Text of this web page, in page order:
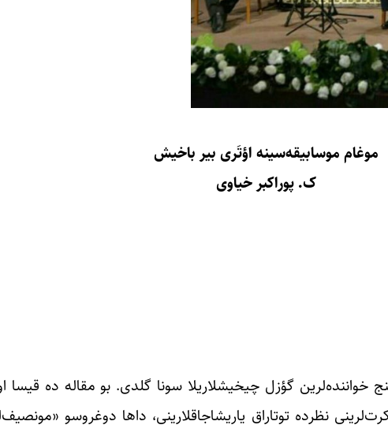
موغام موسابیقه‌سینه اؤتَری بیر باخیش
ک. پوراکبر خیاوی
خواننده‌لرین گؤزل چیخیشلاریلا سونا گلدی. بو مقاله ده قیسا
نظرده توتاراق یاریشاجاقلارینی، داها دوغروسو